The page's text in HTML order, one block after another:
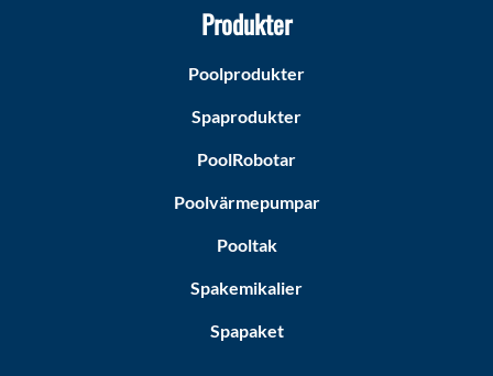
Produkter
Poolprodukter
Spaprodukter
PoolRobotar
Poolvärmepumpar
Pooltak
Spakemikalier
Spapaket